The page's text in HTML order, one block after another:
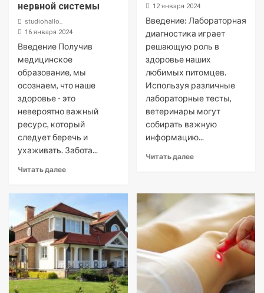
нервной системы
studiohallo_
16 января 2024
Введение Получив
медицинское
образование, мы
осознаем, что наше
здоровье - это
невероятно важный
ресурс, который
следует беречь и
ухаживать. Забота...
Читать далее
12 января 2024
Введение: Лабораторная
диагностика играет
решающую роль в
здоровье наших
любимых питомцев.
Используя различные
лабораторные тесты,
ветеринары могут
собирать важную
информацию...
Читать далее